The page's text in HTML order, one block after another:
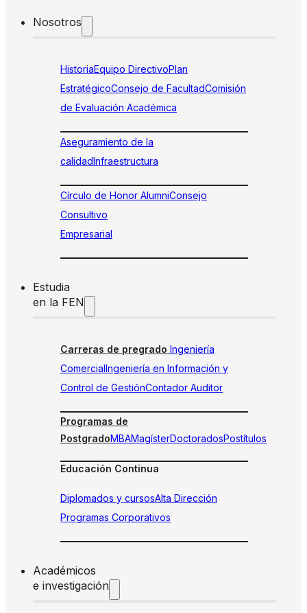
Nosotros
HistoriaEquipo DirectivoPlan
EstratégicoConsejo de FacultadComisión
de Evaluación Académica
Aseguramiento de la
calidadInfraestructura
Círculo de Honor AlumniConsejo
Consultivo
Empresarial
Estudia
en la FEN
Carreras de pregrado Ingeniería
ComercialIngeniería en Información y
Control de GestiónContador Auditor
Programas de
PostgradoMBAMagísterDoctoradosPostítulos
Educación Continua
Diplomados y cursosAlta Dirección
Programas Corporativos
Académicos
e investigación